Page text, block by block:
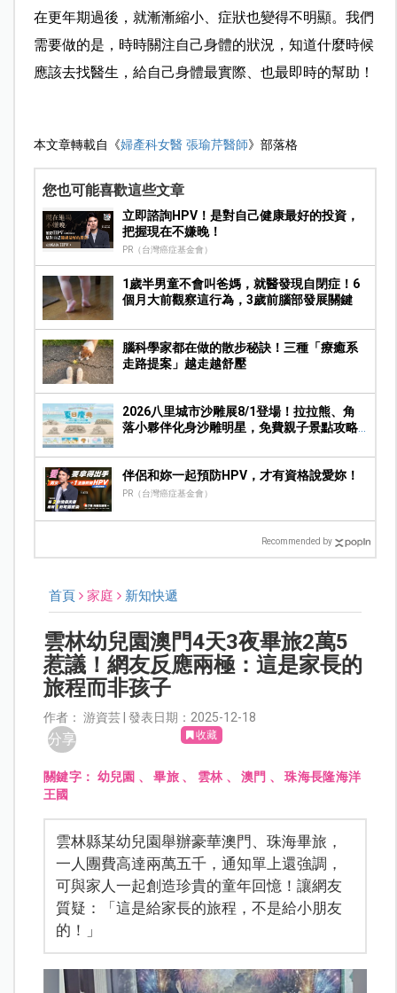
在更年期過後，就漸漸縮小、症狀也變得不明顯。我們
需要做的是，時時關注自己身體的狀況，知道什麼時候
應該去找醫生，給自己身體最實際、也最即時的幫助！
本文章轉載自《婦產科女醫 張瑜芹醫師》部落格
您也可能喜歡這些文章
立即諮詢HPV！是對自己健康最好的投資，
把握現在不嫌晚！
PR（台灣癌症基金會）
1歲半男童不會叫爸媽，就醫發現自閉症！6
個月大前觀察這行為，3歲前腦部發展關鍵
腦科學家都在做的散步秘訣！三種「療癒系
走路提案」越走越舒壓
2026八里城市沙雕展8/1登場！拉拉熊、角
落小夥伴化身沙雕明星，免費親子景點攻略
伴侶和妳一起預防HPV，才有資格說愛妳！
PR（台灣癌症基金會）
Recommended by
首頁 家庭 新知快遞
雲林幼兒園澳門4天3夜畢旅2萬5
惹議！網友反應兩極：這是家長的
旅程而非孩子
作者： 游資芸 | 發表日期：2025-12-18
分享 收藏
關鍵字： 幼兒園 、畢旅、 雲林、澳門 、珠海長隆海洋
王國
雲林縣某幼兒園舉辦豪華澳門、珠海畢旅，
一人團費高達兩萬五千，通知單上還強調，
可與家人一起創造珍貴的童年回憶！讓網友
質疑：「這是給家長的旅程，不是給小朋友
的！」